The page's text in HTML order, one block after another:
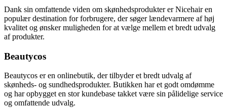
Dank sin omfattende viden om skønhedsprodukter er Nicehair en
populær destination for forbrugere, der søger lændevarmere af høj
kvalitet og ønsker muligheden for at vælge mellem et bredt udvalg
af produkter.
Beautycos
Beautycos er en onlinebutik, der tilbyder et bredt udvalg af
skønheds- og sundhedsprodukter. Butikken har et godt omdømme
og har opbygget en stor kundebase takket være sin pålidelige service
og omfattende udvalg.